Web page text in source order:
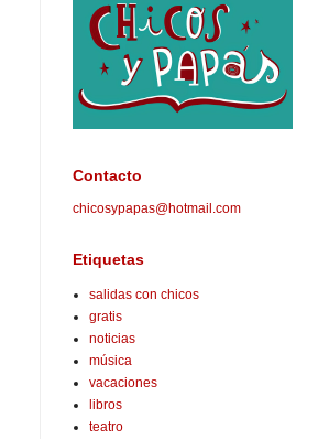
Contacto
chicosypapas@hotmail.com
Etiquetas
salidas con chicos
gratis
noticias
música
vacaciones
libros
teatro